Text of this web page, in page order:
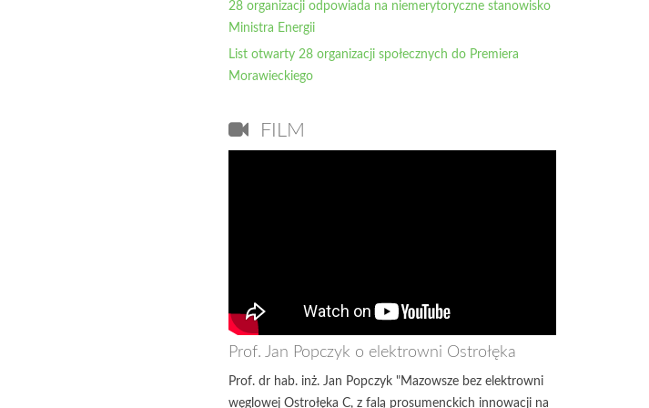
28 organizacji odpowiada na niemerytoryczne stanowisko
Ministra Energii
List otwarty 28 organizacji społecznych do Premiera
Morawieckiego
FILM
Prof. Jan Popczyk o elektrowni Ostrołęka
Prof. dr hab. inż. Jan Popczyk "Mazowsze bez elektrowni
węglowej Ostrołęka C, z falą prosumenckich innowacji na